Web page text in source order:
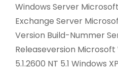
Windows Server
Exchange Server
Version Build-Nummer
Releaseversion Microsoft
5.1.2600 NT 5.1 Windows